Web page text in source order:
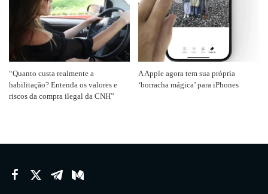
“Quanto custa realmente a
habilitação? Entenda os valores e
riscos da compra ilegal da CNH”
A Apple agora tem sua própria
‘borracha mágica’ para iPhones